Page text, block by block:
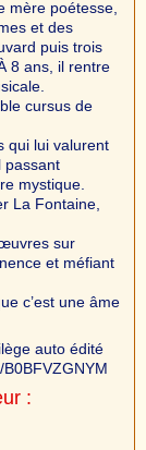
mère poétesse,
et des
puis trois
8 ans, il rentre
cursus de
qui lui valurent
passant
mystique.
La Fontaine,
sur
et méfiant
c’est une âme
auto édité
: